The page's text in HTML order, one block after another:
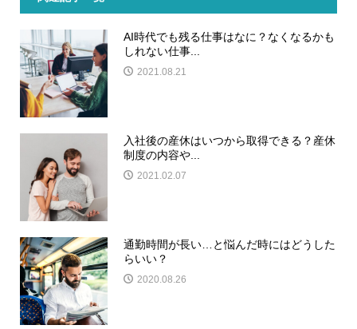
AI時代でも残る仕事はなに？なくなるかも
しれない仕事...
2021.08.21
入社後の産休はいつから取得できる？産休
制度の内容や...
2021.02.07
通勤時間が長い…と悩んだ時にはどうした
らいい？
2020.08.26